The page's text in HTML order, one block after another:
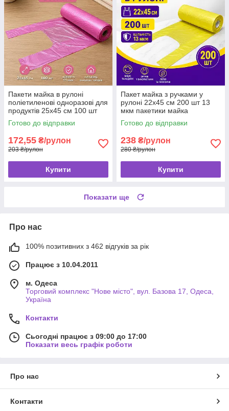
Пакети майка в рулоні
поліетиленові одноразові для
продуктів 25x45 см 100 шт
пакетики майка
Готово до відправки
172,55 ₴/рулон
203 ₴/рулон
Купити
Пакет майка з ручками у
рулоні 22х45 см 200 шт 13
мкм пакетики майка
Готово до відправки
238 ₴/рулон
280 ₴/рулон
Купити
Показати ще
Про нас
100% позитивних з 462 відгуків за рік
Працює з 10.04.2011
м. Одеса
Торговий комплекс "Нове місто", вул. Базова 17, Одеса,
Україна
Контакти
Сьогодні працює з 09:00 до 17:00
Показати весь графік роботи
Про нас
Контакти